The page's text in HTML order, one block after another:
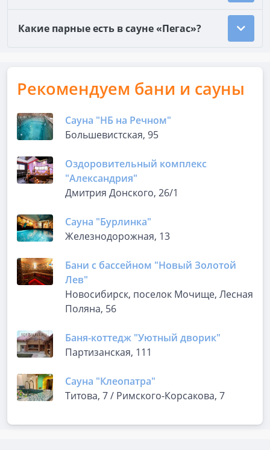
Какие парные есть в сауне «Пегас»?
Рекомендуем бани и сауны
Сауна "НБ на Речном"
Большевистская, 95
Оздоровительный комплекс
"Александрия"
Дмитрия Донского, 26/1
Сауна "Бурлинка"
Железнодорожная, 13
Бани с бассейном "Новый Золотой
Лев"
Новосибирск, поселок Мочище, Лесная
Поляна, 56
Баня-коттедж "Уютный дворик"
Партизанская, 111
Сауна "Клеопатра"
Титова, 7 / Римского-Корсакова, 7